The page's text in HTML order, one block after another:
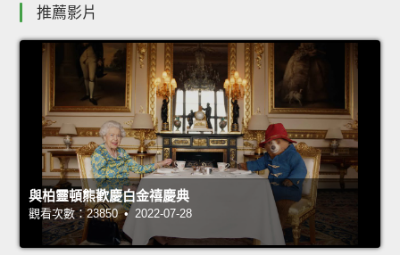
推薦影片
與柏靈頓熊歡慶白金禧慶典
觀看次數：23850 • 2022-07-28